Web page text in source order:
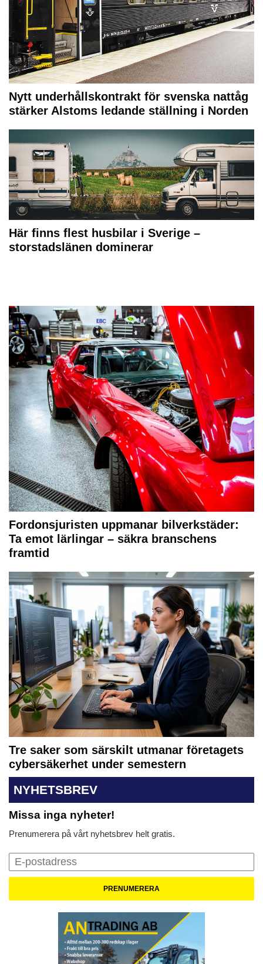
Nytt underhållskontrakt för svenska nattåg
stärker Alstoms ledande ställning i Norden
Här finns flest husbilar i Sverige –
storstadslänen dominerar
Fordonsjuristen uppmanar bilverkstäder:
Ta emot lärlingar – säkra branschens
framtid
Tre saker som särskilt utmanar företagets
cybersäkerhet under semestern
NYHETSBREV
Missa inga nyheter!
Prenumerera på vårt nyhetsbrev helt gratis.